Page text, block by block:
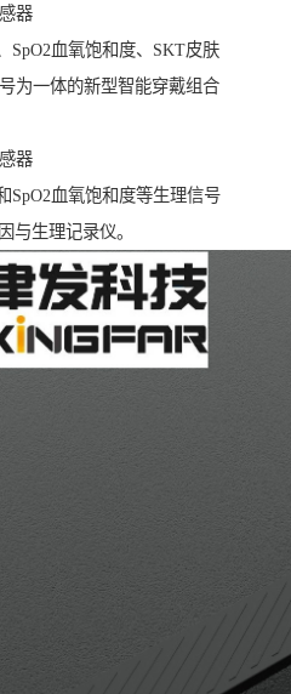
器
SpO2血氧饱和度、SKT皮肤
为一体的新型智能穿戴组合
器
SpO2血氧饱和度等生理信号
与生理记录仪。